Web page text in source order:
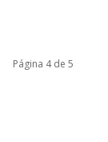
Página 4 de 5